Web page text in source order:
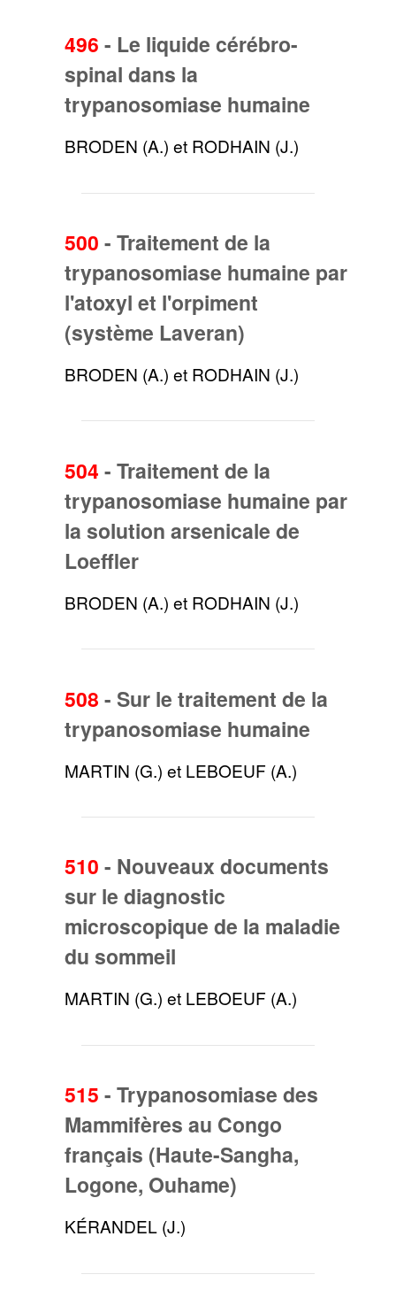
496 - Le liquide cérébro-
spinal dans la
trypanosomiase humaine
BRODEN (A.) et RODHAIN (J.)
500 -Traitement de la
trypanosomiase humaine par
l'atoxyl et l'orpiment
(système Laveran)
BRODEN (A.) et RODHAIN (J.)
504 -Traitement de la
trypanosomiase humaine par
la solution arsenicale de
Loeffler
BRODEN (A.) et RODHAIN (J.)
508 - Sur le traitement de la
trypanosomiase humaine
MARTIN (G.) et LEBOEUF (A.)
510 - Nouveaux documents
sur le diagnostic
microscopique de la maladie
du sommeil
MARTIN (G.) et LEBOEUF (A.)
515 -Trypanosomiase des
Mammifères au Congo
français (Haute-Sangha,
Logone, Ouhame)
KÉRANDEL (J.)